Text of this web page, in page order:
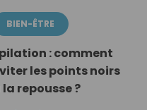
BIEN-ÊTRE
: comment
les points noirs
la repousse ?